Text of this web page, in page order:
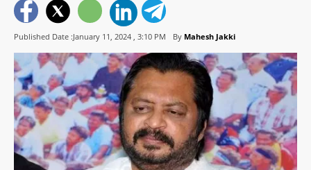
Published Date :January 11, 2024 , 3:10 PM By Mahesh Jakki